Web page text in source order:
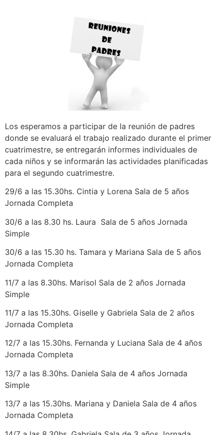
Los esperamos a participar de la reunión de padres
donde se evaluará el trabajo realizado durante el primer
cuatrimestre, se entregarán informes individuales de
cada niños y se informarán las actividades planificadas
para el segundo cuatrimestre.
29/6 a las 15.30hs. Cintia y Lorena Sala de 5 años
Jornada Completa
30/6 a las 8.30 hs. Laura Sala de 5 años Jornada
Simple
30/6 a las 15.30 hs. Tamara y Mariana Sala de 5 años
Jornada Completa
11/7 a las 8.30hs. Marisol Sala de 2 años Jornada
Simple
11/7 a las 15.30hs. Giselle y Gabriela Sala de 2 años
Jornada Completa
12/7 a las 15.30hs. Fernanda y Luciana Sala de 4 años
Jornada Completa
13/7 a las 8.30hs. Daniela Sala de 4 años Jornada
Simple
13/7 a las 15.30hs. Mariana y Daniela Sala de 4 años
Jornada Completa